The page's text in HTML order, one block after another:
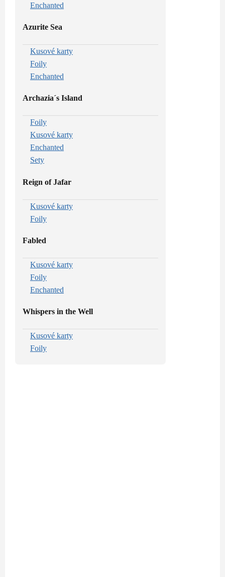
Enchanted
Azurite Sea
Kusové karty
Foily
Enchanted
Archazia´s Island
Foily
Kusové karty
Enchanted
Sety
Reign of Jafar
Kusové karty
Foily
Fabled
Kusové karty
Foily
Enchanted
Whispers in the Well
Kusové karty
Foily